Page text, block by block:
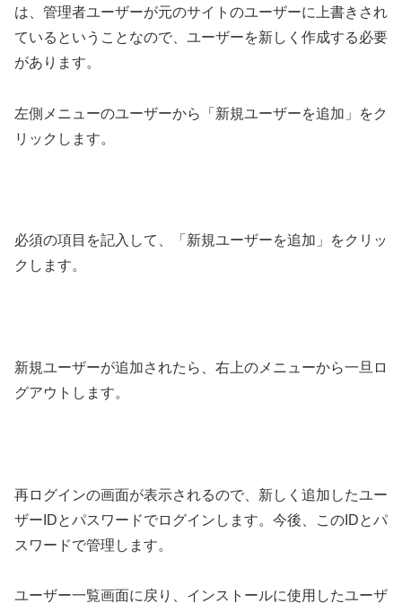
は、管理者ユーザーが元のサイトのユーザーに上書きされ
ているということなので、ユーザーを新しく作成する必要
があります。
左側メニューのユーザーから「新規ユーザーを追加」をク
リックします。
必須の項目を記入して、「新規ユーザーを追加」をクリッ
クします。
新規ユーザーが追加されたら、右上のメニューから一旦ロ
グアウトします。
再ログインの画面が表示されるので、新しく追加したユー
ザーIDとパスワードでログインします。今後、このIDとパ
スワードで管理します。
ユーザー一覧画面に戻り、インストールに使用したユーザ